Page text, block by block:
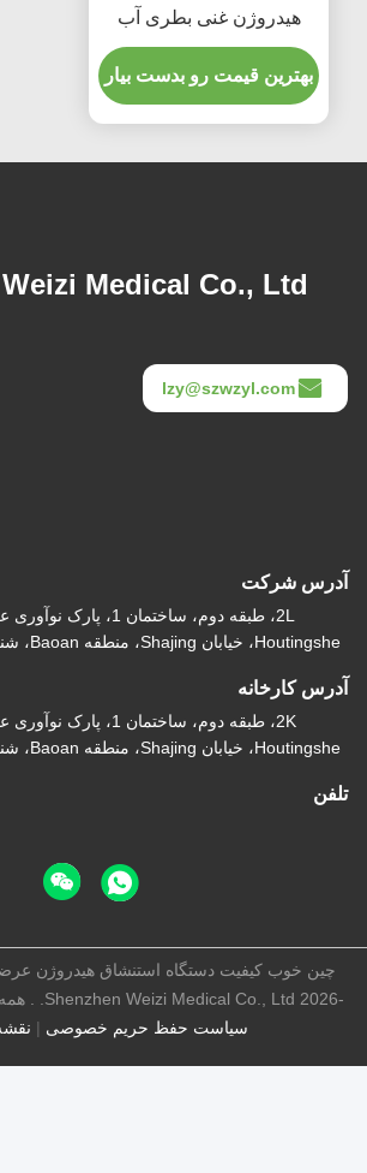
هیدروژن غنی بطری آب
2000ppb
بهترین قیمت رو بدست بیار
Medical Co., Ltd.
lzy@szwzyl.com
آدرس شرکت
Houtingshe، خیابان Shajing، منطقه Baoan، شنژن، استان گوانگدونگ
آدرس کارخانه
Houtingshe، خیابان Shajing، منطقه Baoan، شنژن، استان گوانگدونگ
تلفن
سیاست حفظ حریم خصوصی |
چین خوب کیفیت دستگاه استنشاق هیدروژن